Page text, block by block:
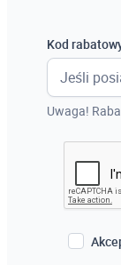
Kod
Uwaga!
Włochy